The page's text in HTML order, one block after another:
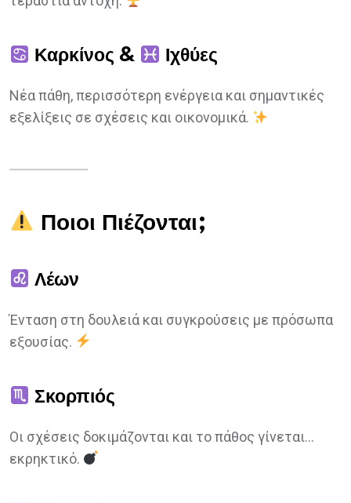
Καρκίνος & Ιχθύες
Νέα πάθη, περισσότερη ενέργεια και σημαντικές
εξελίξεις σε σχέσεις και οικονομικά.
Ποιοι Πιέζονται;
Λέων
Ένταση στη δουλειά και συγκρούσεις με πρόσωπα
εξουσίας.
Σκορπιός
Οι σχέσεις δοκιμάζονται και το πάθος γίνεται…
εκρηκτικό.